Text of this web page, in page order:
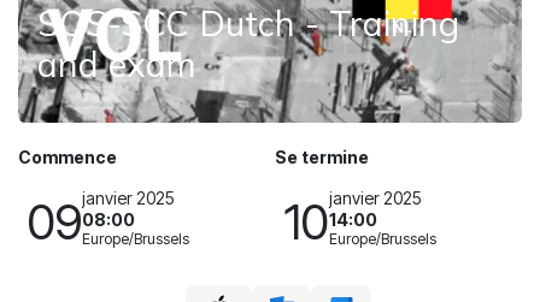
SOS-SCC Dutch - Training
and exam
Commence
09janvier 2025
08:00
Europe/Brussels
Se termine
10janvier 2025
14:00
Europe/Brussels